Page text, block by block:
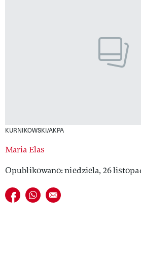
KURNIKOWSKI/AKPA
Maria Elas
Opublikowano: niedziela, 26
Udostępnij na facebook
Udostępnij na whatsapp
E-mail do przyjaciela